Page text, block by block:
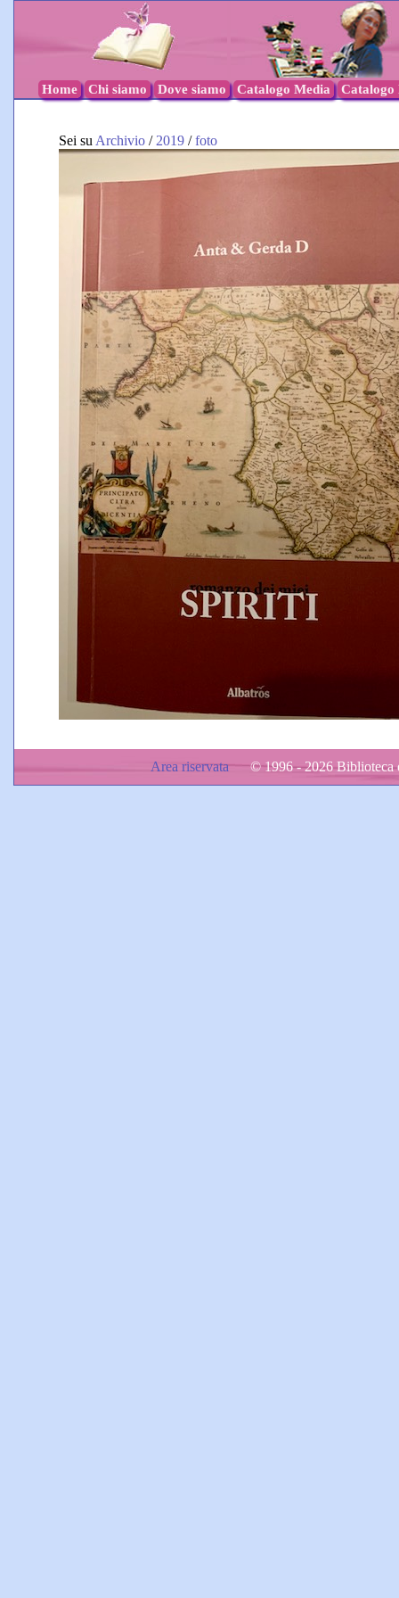
Home Chi siamo Dove siamo Catalogo Media Catalogo
Sei su Archivio / 2019 /foto
Area riservata© 1996 - 2026 Biblioteca